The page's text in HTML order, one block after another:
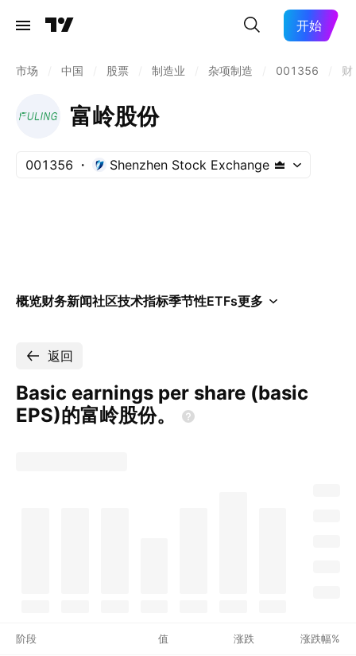
开始
市场 中国 股票 制造业 杂项制造 001356 财
富岭股份
001356 Shenzhen Stock Exchange
概览财务新闻社区技术指标季节性ETFs更多
返回
Basic earnings per share (basic
EPS)的富岭股份。
阶段 值 涨跌 涨跌幅%